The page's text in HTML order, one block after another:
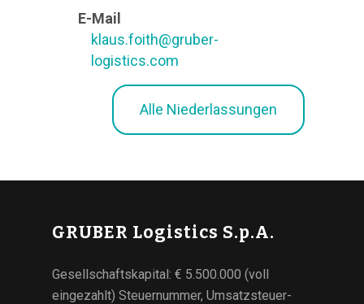
E-Mail
klaus.foith@gruber-
logistics.com
Alle Niederlassungen
GRUBER Logistics S.p.A.
Gesellschaftskapital: € 5.500.000 (voll
eingezahlt) Steuernummer, Umsatzsteuer-